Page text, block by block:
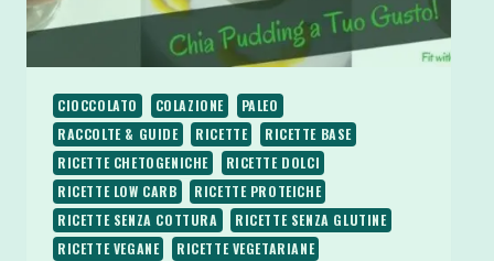
CIOCCOLATO COLAZIONE
PALEO
RACCOLTE & GUIDE
RICETTE
RICETTE BASE
RICETTE CHETOGENICHE
RICETTE DOLCI
RICETTE LOW CARB
RICETTE PROTEICHE
RICETTE SENZA COTTURA
RICETTE SENZA GLUTINE
RICETTE VEGANE
RICETTE VEGETARIANE